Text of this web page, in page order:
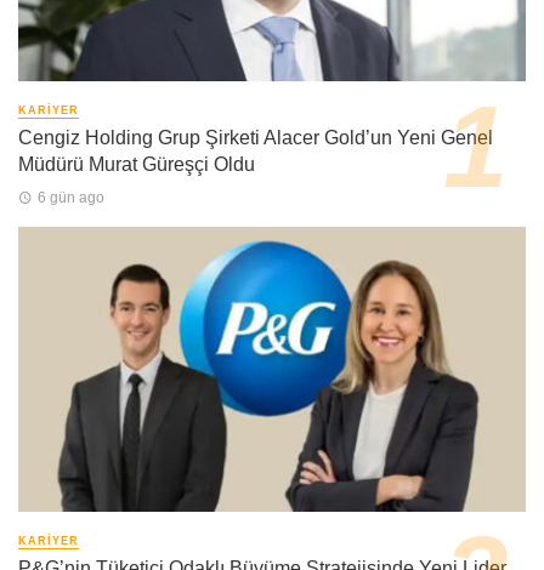
KARIYER
Cengiz Holding Grup Şirketi Alacer Gold’un Yeni Genel
Müdürü Murat Güreşçi Oldu
6 gün ago
KARIYER